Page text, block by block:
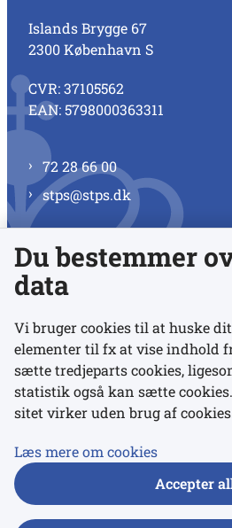
Islands Brygge 67
2300 København S
CVR: 37105562
EAN: 5798000363311
72 28 66 00
stps@stps.dk
Se alle kontaktnumre
Links
Udgivelser
Du bestemmer
data
Vi bruger cookies til at huske
elementer til fx at vise indhold
sætte tredjeparts cookies,
statistik også kan sætte
sitet virker uden brug af
Læs mere om cookies
Accepter